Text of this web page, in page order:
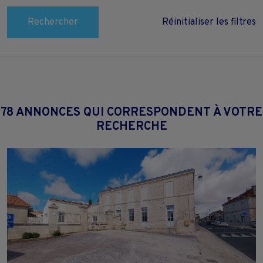
Rechercher Réinitialiser les filtres
78 ANNONCES QUI CORRESPONDENT À VOTRE
RECHERCHE